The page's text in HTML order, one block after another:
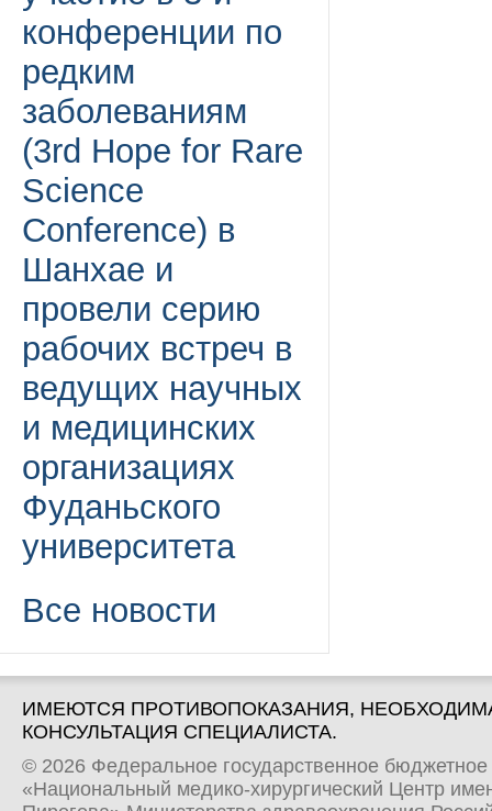
конференции по
редким
заболеваниям
(3rd Hope for Rare
Science
Conference) в
Шанхае и
провели серию
рабочих встреч в
ведущих научных
и медицинских
организациях
Фуданьского
университета
Все новости
ИМЕЮТСЯ ПРОТИВОПОКАЗАНИЯ,
КОНСУЛЬТАЦИЯ СПЕЦИАЛИСТА.
© 2026 Федеральное государственное
«Национальный медико-хирургический Центр